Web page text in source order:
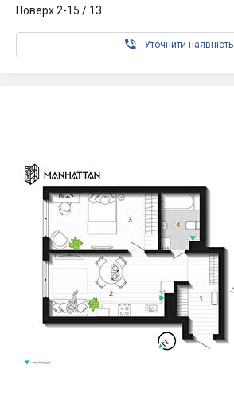
Поверх 2-15 / 13
 Уточнити наявність